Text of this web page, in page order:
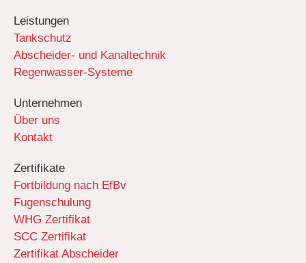
Leistungen
Tankschutz
Abscheider- und Kanaltechnik
Regenwasser-Systeme
Unternehmen
Über uns
Kontakt
Zertifikate
Fortbildung nach EfBv
Fugenschulung
WHG Zertifikat
SCC Zertifikat
Zertifikat Abscheider